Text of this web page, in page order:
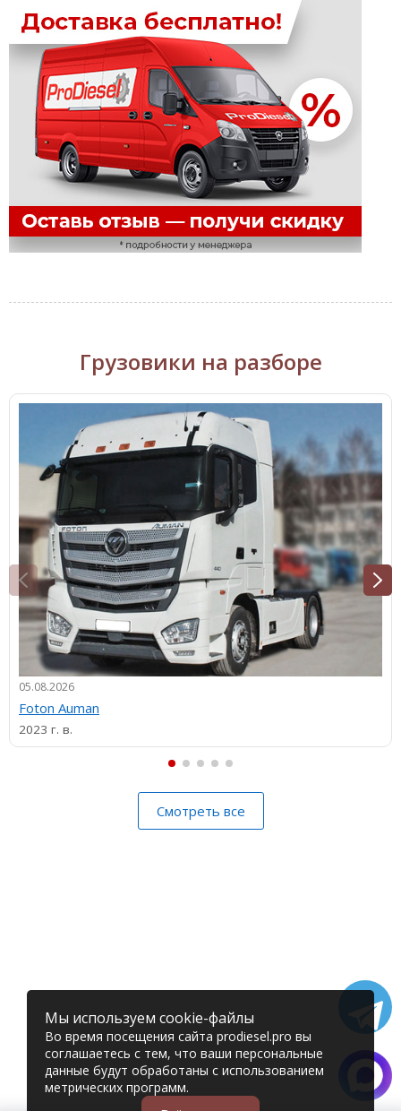
Грузовики на разборе
05.08.2026
Foton Auman
2023 г. в.
Смотреть все
Мы используем cookie-файлы
Во время посещения сайта prodiesel.pro вы
соглашаетесь с тем, что ваши персональные
данные будут обработаны с использованием
метрических программ.